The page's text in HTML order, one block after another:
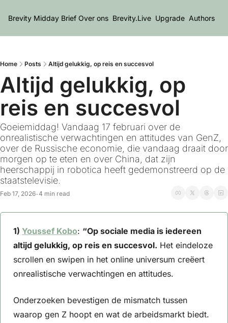
Brevity Midday Brief Over ons Brevity.Live Upgrade Authors
Home Posts Altijd gelukkig, op reis en succesvol
Altijd gelukkig, op
reis en succesvol
Goeiemiddag! Vandaag 17 februari over de
onrealistische verwachtingen en attitudes van GenZ,
over de Russische economie, die vandaag draait door
morgen op te eten en over China, dat zijn
heerschappij in robotica heeft gedemonstreerd op de
staatstelevisie.
Feb 17, 2026•4 min read
1) Youssef Kobo: “Op sociale media is iedereen
altijd gelukkig, op reis en succesvol. Het eindeloze
scrollen en swipen in het online universum creëert
onrealistische verwachtingen en attitudes.
Onderzoeken bevestigen de mismatch tussen
waarop gen Z hoopt en wat de arbeidsmarkt biedt.